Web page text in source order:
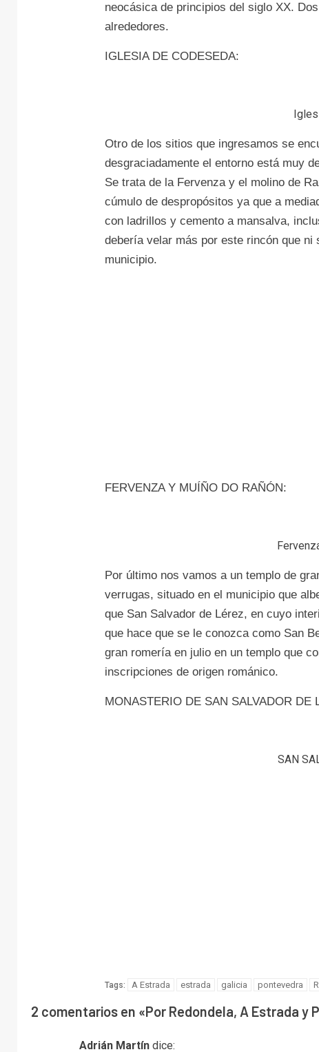
neocásica de principios del siglo XX.
alrededores.
IGLESIA DE CODESEDA:
Otro de los sitios que ingresamos se
desgraciadamente el entorno está muy
Se trata de la Fervenza y el molino de
cúmulo de despropósitos ya que a
con ladrillos y cemento a mansalva,
debería velar más por este rincón que
municipio.
FERVENZA Y MUÍÑO DO RAÑÓN:
Por último nos vamos a un templo de
verrugas, situado en el municipio que
que San Salvador de Lérez, en cuyo
que hace que se le conozca como San
gran romería en julio en un templo que
inscripciones de origen románico.
MONASTERIO DE SAN SALVADOR DE
SAN
Tags: A Estrada estrada galicia pontevedra
2 comentarios en «Por Redondela, A Estrada y
Adrián Martín dice: